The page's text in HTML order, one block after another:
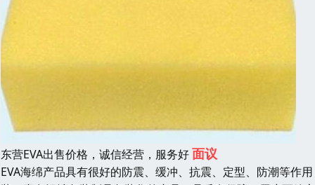
东营EVA出售价格，诚信经营，服务好面议
EVA海绵产品具有很好的防震、缓冲、抗震、定型、防潮等作